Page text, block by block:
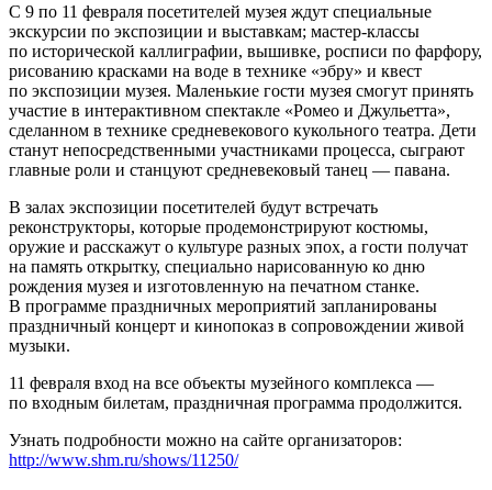
С 9 по 11 февраля посетителей музея ждут специальные
экскурсии по экспозиции и выставкам; мастер-классы
по исторической каллиграфии, вышивке, росписи по фарфору,
рисованию красками на воде в технике «эбру» и квест
по экспозиции музея. Маленькие гости музея смогут принять
участие в интерактивном спектакле «Ромео и Джульетта»,
сделанном в технике средневекового кукольного театра. Дети
станут непосредственными участниками процесса, сыграют
главные роли и станцуют средневековый танец — павана.
В залах экспозиции посетителей будут встречать
реконструкторы, которые продемонстрируют костюмы,
оружие и расскажут о культуре разных эпох, а гости получат
на память открытку, специально нарисованную ко дню
рождения музея и изготовленную на печатном станке.
В программе праздничных мероприятий запланированы
праздничный концерт и кинопоказ в сопровождении живой
музыки.
11 февраля вход на все объекты музейного комплекса —
по входным билетам, праздничная программа продолжится.
Узнать подробности можно на сайте организаторов:
http://www.shm.ru/shows/11250/